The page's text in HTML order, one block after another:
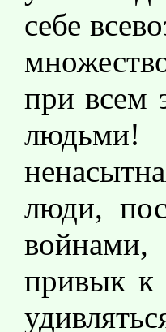
себе
при всем
людьми!
люди,
войнами,
привык к